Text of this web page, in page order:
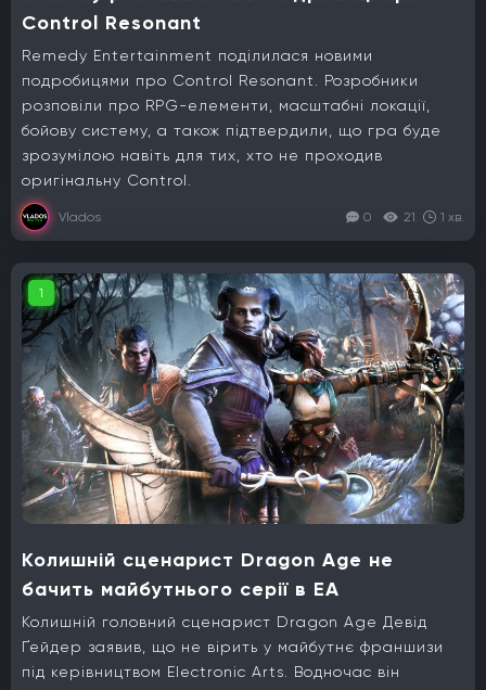
Control Resonant
Remedy Entertainment поділилася новими
подробицями про Control Resonant. Розробники
розповіли про RPG-елементи, масштабні локації,
бойову систему, а також підтвердили, що гра буде
зрозумілою навіть для тих, хто не проходив
оригінальну Control.
Vlados 0 21 1 хв.
1
Колишній сценарист Dragon Age не
бачить майбутнього серії в EA
Колишній головний сценарист Dragon Age Девід
Ґейдер заявив, що не вірить у майбутнє франшизи
під керівництвом Electronic Arts. Водночас він